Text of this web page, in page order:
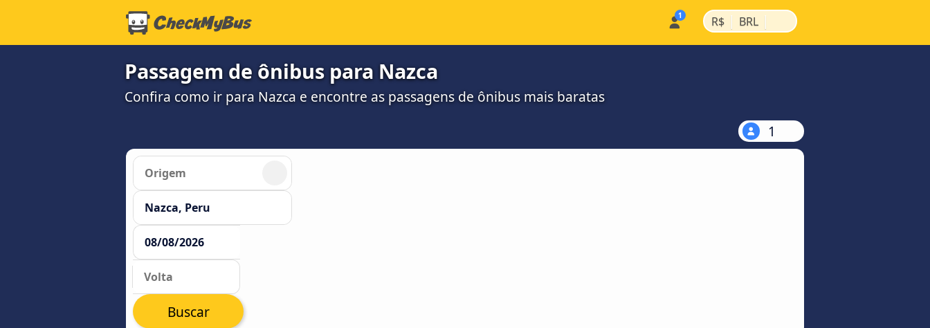
R$ | BRL |
Passagem de ônibus para Nazca
Confira como ir para Nazca e encontre as passagens de ônibus mais baratas
1
Buscar